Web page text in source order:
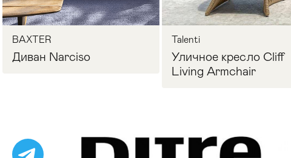
BAXTER
Диван Narciso
Talenti
Уличное кресло Cliff
Living Armchair